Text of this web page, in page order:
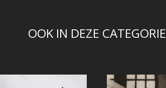
OOK IN DEZE CATEGORIE